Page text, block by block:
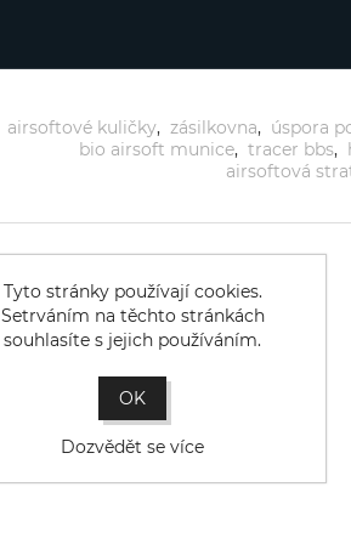
airsoftové kuličky, zásilkovna, úspora
bio airsoft munice, tracer bbs,
airsoftová
Tyto stránky používají cookies.
Setrváním na těchto stránkách
souhlasíte s jejich používáním.
OK
Dozvědět se více